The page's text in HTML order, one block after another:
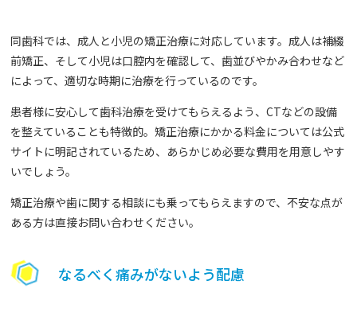
同歯科では、成人と小児の矯正治療に対応しています。成人は補綴
前矯正、そして小児は口腔内を確認して、歯並びやかみ合わせなど
によって、適切な時期に治療を行っているのです。
患者様に安心して歯科治療を受けてもらえるよう、CTなどの設備
を整えていることも特徴的。矯正治療にかかる料金については公式
サイトに明記されているため、あらかじめ必要な費用を用意しやす
いでしょう。
矯正治療や歯に関する相談にも乗ってもらえますので、不安な点が
ある方は直接お問い合わせください。
なるべく痛みがないよう配慮